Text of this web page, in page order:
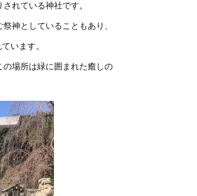
れている神社です。
神としていることもあり、
います。
場所は緑に囲まれた癒しの